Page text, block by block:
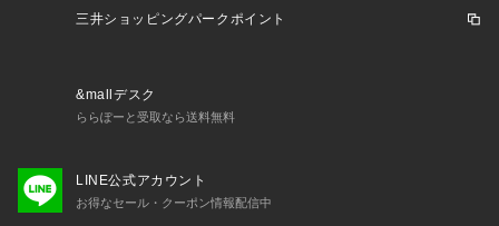
若干製品と画像のカラーが異なる場合もございます。
三井ショッピングパークポイント
&mallデスク
ららぽーと受取なら送料無料
LINE公式アカウント
お得なセール・クーポン情報配信中